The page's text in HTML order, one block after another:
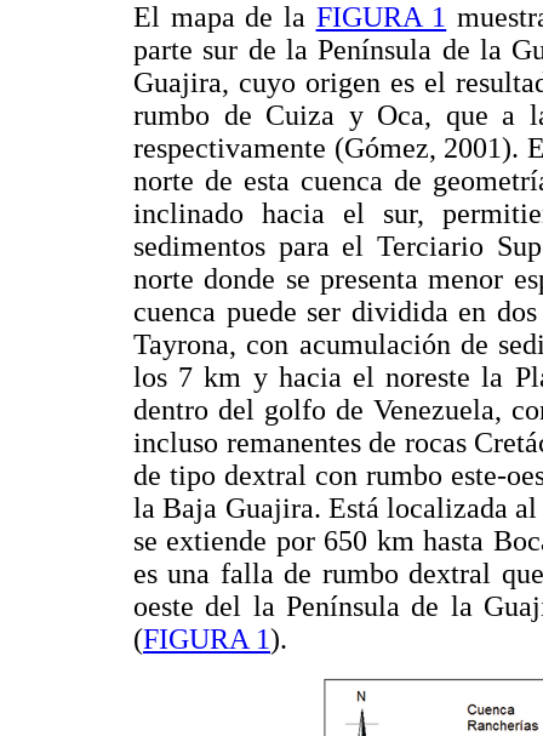
El mapa de la FIGURA 1
parte sur de la Península de la
Guajira, cuyo origen es el
rumbo de Cuiza y Oca, que a
respectivamente (Gómez, 2001).
norte de esta cuenca de
inclinado hacia el sur,
sedimentos para el Terciario
norte donde se presenta menor
cuenca puede ser dividida en
Tayrona, con acumulación de
los 7 km y hacia el noreste la
dentro del golfo de Venezuela,
incluso remanentes de rocas
de tipo dextral con rumbo este-
la Baja Guajira. Está localizada
se extiende por 650 km hasta
es una falla de rumbo dextral
oeste del la Península de la
(FIGURA 1).